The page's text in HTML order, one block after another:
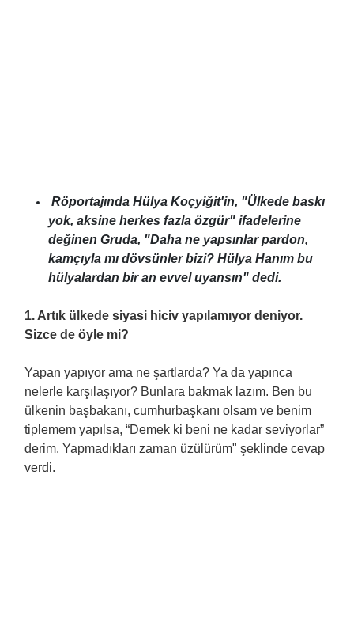
Röportajında Hülya Koçyiğit'in, "Ülkede baskı
yok, aksine herkes fazla özgür" ifadelerine
değinen Gruda, "Daha ne yapsınlar pardon,
kamçıyla mı dövsünler bizi? Hülya Hanım bu
hülyalardan bir an evvel uyansın" dedi.
1. Artık ülkede siyasi hiciv yapılamıyor deniyor.
Sizce de öyle mi?
Yapan yapıyor ama ne şartlarda? Ya da yapınca
nelerle karşılaşıyor? Bunlara bakmak lazım. Ben bu
ülkenin başbakanı, cumhurbaşkanı olsam ve benim
tiplemem yapılsa, “Demek ki beni ne kadar seviyorlar”
derim. Yapmadıkları zaman üzülürüm" şeklinde cevap
verdi.